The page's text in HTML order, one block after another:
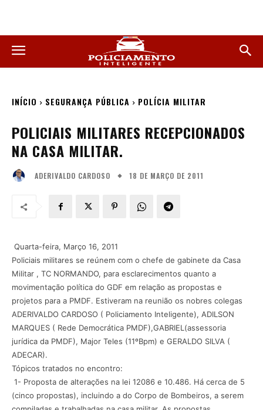
INÍCIO SEGURANÇA PÚBLICA POLÍCIA MILITAR
POLICIAIS MILITARES RECEPCIONADOS
NA CASA MILITAR.
ADERIVALDO CARDOSO 18 DE MARÇO DE 2011
Quarta-feira, Março 16, 2011
Policiais militares se reúnem com o chefe de gabinete da Casa
Militar , TC NORMANDO, para esclarecimentos quanto a
movimentação política do GDF em relação as propostas e
projetos para a PMDF. Estiveram na reunião os nobres colegas
ADERIVALDO CARDOSO ( Policiamento Inteligente), ADILSON
MARQUES ( Rede Democrática PMDF),GABRIEL(assessoria
jurídica da PMDF), Major Teles (11ºBpm) e GERALDO SILVA (
ADECAR).
Tópicos tratados no encontro:
1- Proposta de alterações na lei 12086 e 10.486. Há cerca de 5
(cinco propostas), incluindo a do Corpo de Bombeiros, a serem